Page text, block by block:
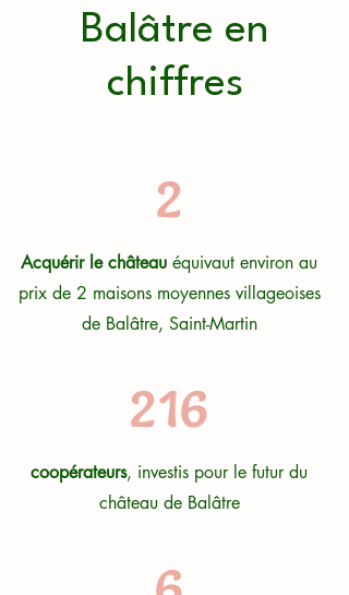
Balâtre en
chiffres
2
Acquérir le château équivaut environ au
prix de 2 maisons moyennes villageoises
de Balâtre, Saint-Martin
216
coopérateurs, investis pour le futur du
château de Balâtre